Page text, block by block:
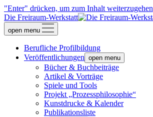
"Enter" drücken, um zum Inhalt weiterzugehen
Die Freiraum-Werkstatt
open menu
Berufliche Profilbildung
Veröffentlichungen open menu
Bücher & Buchbeiträge
Artikel & Vorträge
Spiele und Tools
Projekt „Prozessphilosophie“
Kunstdrucke & Kalender
Publikationsliste